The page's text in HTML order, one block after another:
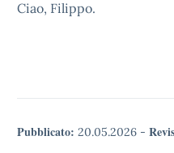
Ciao, Filippo.
Pubblicato: 20.05.2026 -